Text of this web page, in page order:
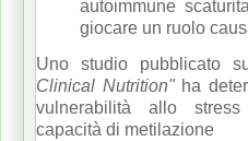
autoimmune
giocare un ruolo
Uno studio pubblicato
Clinical Nutrition"ha
vulnerabilità allo
capacità di metilazione